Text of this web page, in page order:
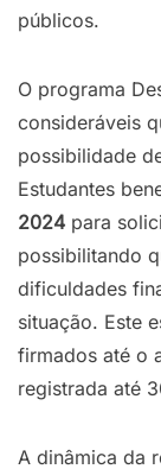
públicos.
O programa
consideráveis
possibilidade
Estudantes
2024 para
possibilitando
dificuldades
situação. Este
firmados até o
registrada até
A dinâmica da